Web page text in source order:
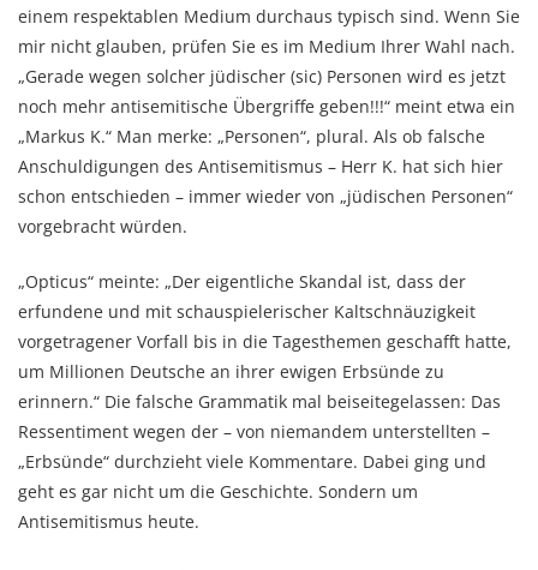
einem respektablen Medium durchaus typisch sind. Wenn Sie
mir nicht glauben, prüfen Sie es im Medium Ihrer Wahl nach.
„Gerade wegen solcher jüdischer (sic) Personen wird es jetzt
noch mehr antisemitische Übergriffe geben!!!“ meint etwa ein
„Markus K.“ Man merke: „Personen“, plural. Als ob falsche
Anschuldigungen des Antisemitismus – Herr K. hat sich hier
schon entschieden – immer wieder von „jüdischen Personen“
vorgebracht würden.
„Opticus“ meinte: „Der eigentliche Skandal ist, dass der
erfundene und mit schauspielerischer Kaltschnäuzigkeit
vorgetragener Vorfall bis in die Tagesthemen geschafft hatte,
um Millionen Deutsche an ihrer ewigen Erbsünde zu
erinnern.“ Die falsche Grammatik mal beiseitegelassen: Das
Ressentiment wegen der – von niemandem unterstellten –
„Erbsünde“ durchzieht viele Kommentare. Dabei ging und
geht es gar nicht um die Geschichte. Sondern um
Antisemitismus heute.